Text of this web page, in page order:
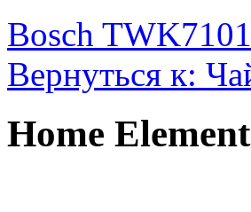
Bosch TWK7101
Вернуться к:
Home